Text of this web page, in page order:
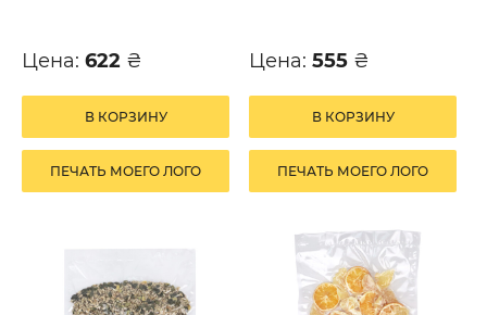
Цена: 622 ₴
В КОРЗИНУ
ПЕЧАТЬ МОЕГО ЛОГО
Цена: 555 ₴
В КОРЗИНУ
ПЕЧАТЬ МОЕГО ЛОГО